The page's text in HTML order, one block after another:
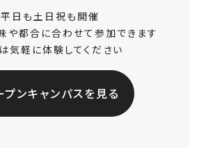
平日も土日祝も開催
や都合に合わせて参加できます
気軽に体験してください
プンキャンパスを見る